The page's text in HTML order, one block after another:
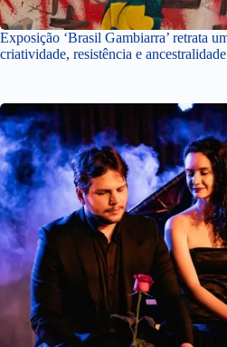
Exposição ‘Brasil Gambiarra’ retrata
criatividade, resistência e ancestralidade